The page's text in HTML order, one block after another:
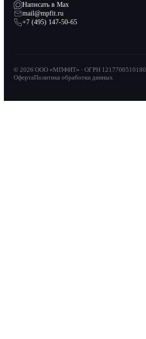
Написать в Max
mail@mpfit.ru
+7 (495) 147-50-65
© 2026 ООО «МПФИТ» · ОГРН 1217700510180
ОфертаПолитика обработки данных